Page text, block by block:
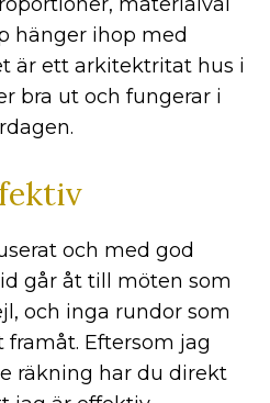
hänger ihop med
är ett arkitektritat hus i
bra ut och fungerar i
och med god
går åt till möten som
och inga rundor som
Eftersom jag
räkning har du direkt